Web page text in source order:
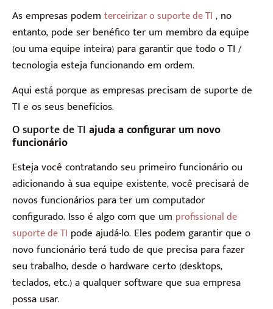
As empresas podem terceirizar o suporte de TI , no
entanto, pode ser benéfico ter um membro da equipe
(ou uma equipe inteira) para garantir que todo o TI /
tecnologia esteja funcionando em ordem.
Aqui está porque as empresas precisam de suporte de
TI e os seus benefícios.
O suporte de TI ajuda a configurar um novo
funcionário
Esteja você contratando seu primeiro funcionário ou
adicionando à sua equipe existente, você precisará de
novos funcionários para ter um computador
configurado. Isso é algo com que um profissional de
suporte de TI pode ajudá-lo. Eles podem garantir que o
novo funcionário terá tudo de que precisa para fazer
seu trabalho, desde o hardware certo (desktops,
teclados, etc.) a qualquer software que sua empresa
possa usar.